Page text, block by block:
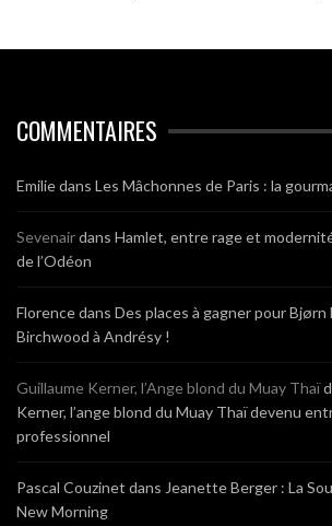
COMMENTAIRES
Emiliedans Les Mâchonnes de Paris : la
Sevenairdans Hamlet, entre rage et
de l’Odéon
Florencedans Des places à gagner pour Bjørn
Birchwood à Andrésy !
Guillaume Kerner, l’Ange blond du Muay Thaï
Kerner, l’ange blond du Muay Thaï devenu
professionnel
Pascal Couzinet dans Jeanette Berger : La
New Morning